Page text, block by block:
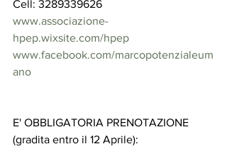
Cell: 3289339626
www.associazione-
hpep.wixsite.com/hpep
www.facebook.com/marcopotenzialeum
ano
E' OBBLIGATORIA PRENOTAZIONE
(gradita entro il 12 Aprile):